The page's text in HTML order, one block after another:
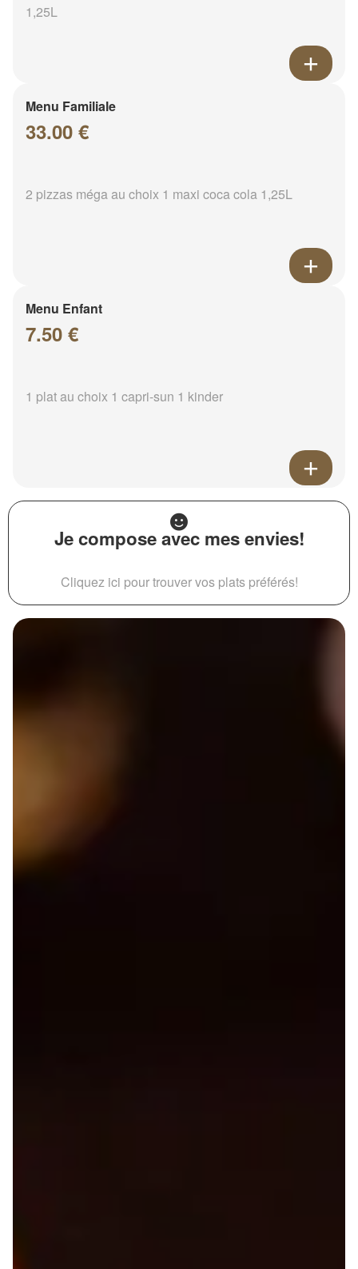
1,25L
Menu Familiale
33.00 €
2 pizzas méga au choix 1 maxi coca cola 1,25L
Menu Enfant
7.50 €
1 plat au choix 1 capri-sun 1 kinder
Je compose avec mes envies!
Cliquez ici pour trouver vos plats préférés!